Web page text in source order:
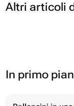
Altri articoli
In primo